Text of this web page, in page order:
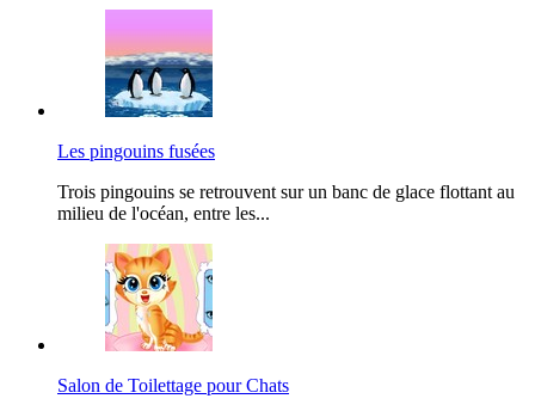
Les pingouins fusées
Trois pingouins se retrouvent sur un banc de glace flottant au
milieu de l'océan, entre les...
Salon de Toilettage pour Chats